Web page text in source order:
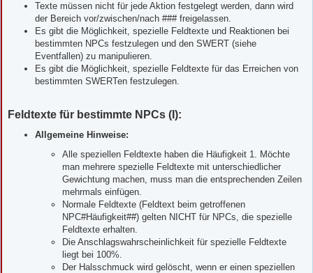
Texte müssen nicht für jede Aktion festgelegt werden, dann wird
der Bereich vor/zwischen/nach ### freigelassen.
Es gibt die Möglichkeit, spezielle Feldtexte und Reaktionen bei
bestimmten NPCs festzulegen und den SWERT (siehe
Eventfallen) zu manipulieren.
Es gibt die Möglichkeit, spezielle Feldtexte für das Erreichen von
bestimmten SWERTen festzulegen.
Feldtexte für bestimmte NPCs (I):
Allgemeine Hinweise:
Alle speziellen Feldtexte haben die Häufigkeit 1. Möchte
man mehrere spezielle Feldtexte mit unterschiedlicher
Gewichtung machen, muss man die entsprechenden Zeilen
mehrmals einfügen.
Normale Feldtexte (Feldtext beim getroffenen
NPC#Häufigkeit##) gelten NICHT für NPCs, die spezielle
Feldtexte erhalten.
Die Anschlagswahrscheinlichkeit für spezielle Feldtexte
liegt bei 100%.
Der Halsschmuck wird gelöscht, wenn er einen speziellen